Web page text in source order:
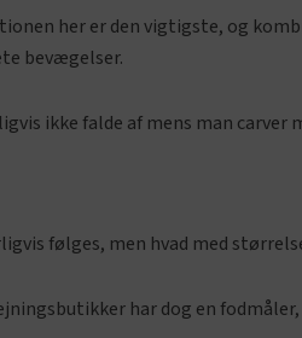
her er den vigtigste, og
bevægelser.
ikke falde af mens man carver
følges, men hvad med
har dog en fodmåler,